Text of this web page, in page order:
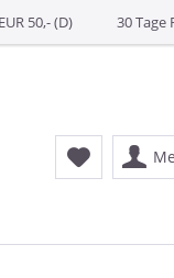
50,- (D) 30 Tage